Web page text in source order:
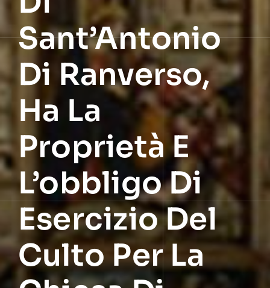
Sant’Antonio
Di Ranverso,
Ha La
Proprietà E
L’obbligo Di
Esercizio Del
Culto Per La